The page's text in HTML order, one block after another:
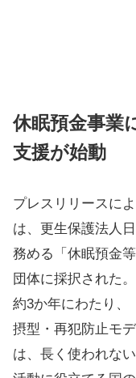
休眠預金事業
支援が始動
プレスリリースに
は、更生保護法人
務める「休眠預金
団体に採択された
約3か年にわたり、
摂型・再犯防止モ
は、長く使われな